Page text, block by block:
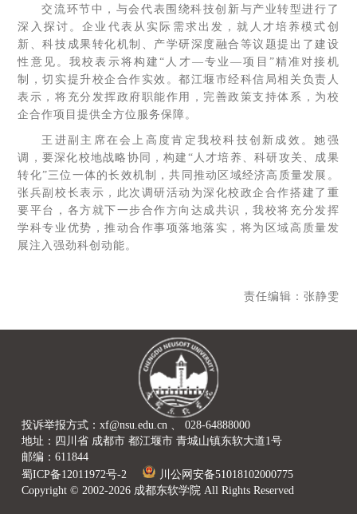
交流环节中，与会代表围绕科技创新与产业转型进行了
深入探讨。企业代表从实际需求出发，就人才培养模式创
新、科技成果转化机制、产学研深度融合等议题提出了建设
性意见。我校表示将构建“人才—专业—项目”精准对接机
制，切实提升校企合作实效。都江堰市经科信局相关负责人
表示，将充分发挥政府职能作用，完善政策支持体系，为校
企合作项目提供全方位服务保障。
王进副主席在会上高度肯定我校科技创新成效。她强
调，要深化校地战略协同，构建“人才培养、科研攻关、成果
转化”三位一体的长效机制，共同推动区域经济高质量发展。
张兵副校长表示，此次调研活动为深化校政企合作搭建了重
要平台，各方就下一步合作方向达成共识，我校将充分发挥
学科专业优势，推动合作事项落地落实，将为区域高质量发
展注入强劲科创动能。
责任编辑：张静雯
投诉举报方式：xf@nsu.edu.cn 、 028-64888000
地址：四川省 成都市 都江堰市 青城山镇东软大道1号
邮编：611844
蜀ICP备12011972号-2
川公网安备51018102000775
Copyright © 2002-2026 成都东软学院 All Rights Reserved